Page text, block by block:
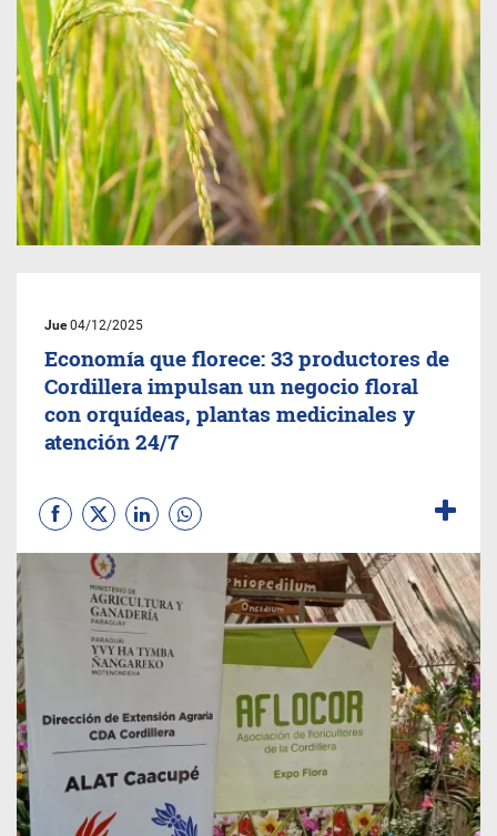
Jue04/12/2025
Economía que florece: 33 productores de
Cordillera impulsan un negocio floral
con orquídeas, plantas medicinales y
atención 24/7